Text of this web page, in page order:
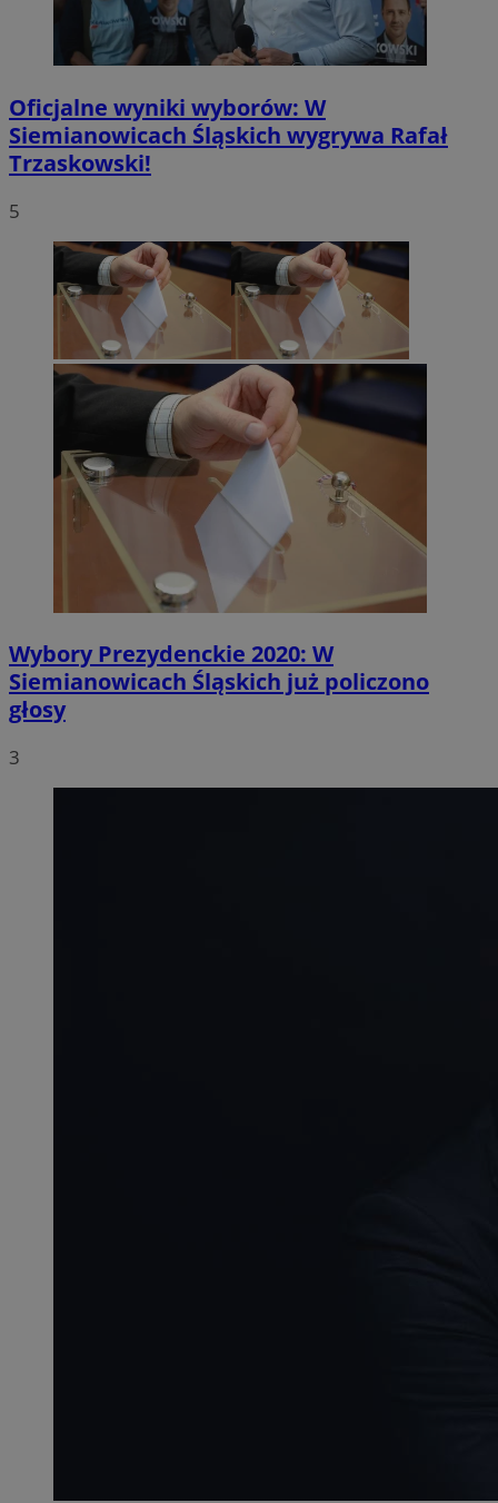
Oficjalne wyniki wyborów: W
Siemianowicach Śląskich wygrywa Rafał
Trzaskowski!
5
Wybory Prezydenckie 2020: W
Siemianowicach Śląskich już policzono
głosy
3